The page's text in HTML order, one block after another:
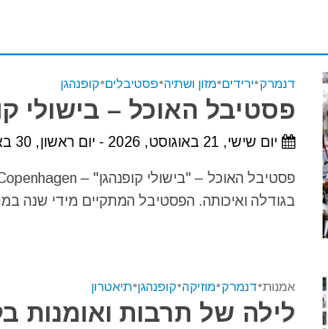
דנמרק•ירידים•מזון ושתיה•פסטיבלים•קופנהגן
פסטיבל האוכל – בישולי
יום שישי, 21 באוגוסט, 2026 - יום ראשון, 30 באוגוסט, 2026
בגודלה ואיכותה. הפסטיבל המתקיים מידי שנה
אמנות•דנמרק•מוזיקה•קופנהגן•תיאטרון
לילה של תרבות ואומנות